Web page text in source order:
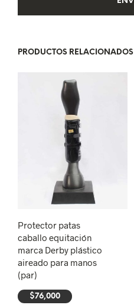
PRODUCTOS RELACIONADOS
Protector patas
caballo equitación
marca Derby plástico
aireado para manos
(par)
$76,000